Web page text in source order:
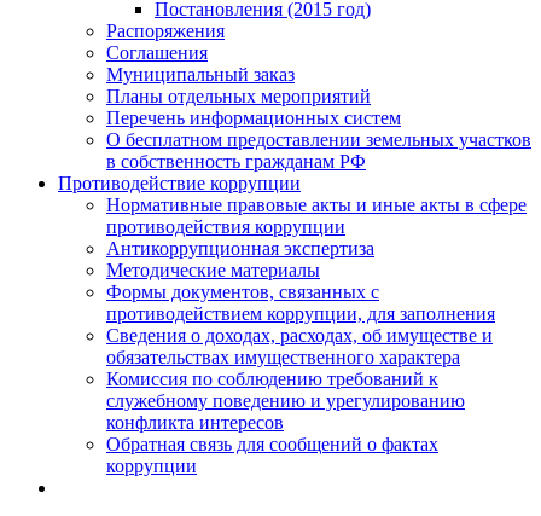
Постановления (2015 год)
Распоряжения
Соглашения
Муниципальный заказ
Планы отдельных мероприятий
Перечень информационных систем
О бесплатном предоставлении земельных участков
в собственность гражданам РФ
Противодействие коррупции
Нормативные правовые акты и иные акты в сфере
противодействия коррупции
Антикоррупционная экспертиза
Методические материалы
Формы документов, связанных с
противодействием коррупции, для заполнения
Сведения о доходах, расходах, об имуществе и
обязательствах имущественного характера
Комиссия по соблюдению требований к
служебному поведению и урегулированию
конфликта интересов
Обратная связь для сообщений о фактах
коррупции